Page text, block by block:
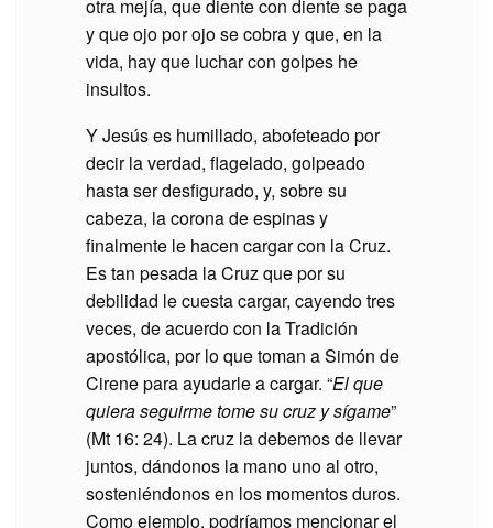
otra mejía, que diente con diente se paga
y que ojo por ojo se cobra y que, en la
vida, hay que luchar con golpes he
insultos.
Y Jesús es humillado, abofeteado por
decir la verdad, flagelado, golpeado
hasta ser desfigurado, y, sobre su
cabeza, la corona de espinas y
finalmente le hacen cargar con la Cruz.
Es tan pesada la Cruz que por su
debilidad le cuesta cargar, cayendo tres
veces, de acuerdo con la Tradición
apostólica, por lo que toman a Simón de
Cirene para ayudarle a cargar. “El que
quiera seguirme tome su cruz y sígame”
(Mt 16: 24). La cruz la debemos de llevar
juntos, dándonos la mano uno al otro,
sosteniéndonos en los momentos duros.
Como ejemplo, podríamos mencionar el